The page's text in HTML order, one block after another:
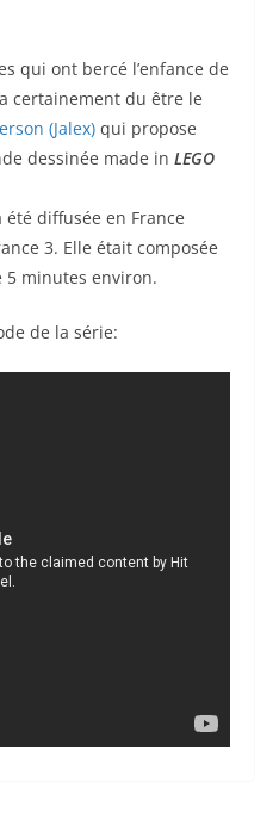
qui ont bercé l’enfance de
certainement du être le
(Jalex) qui propose
dessinée made in LEGO
été diffusée en France
3. Elle était composée
5 minutes environ.
de la série: